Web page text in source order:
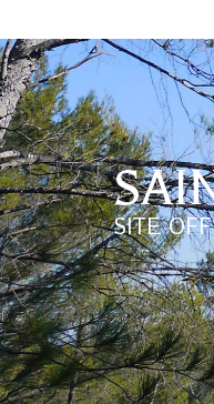
SITE